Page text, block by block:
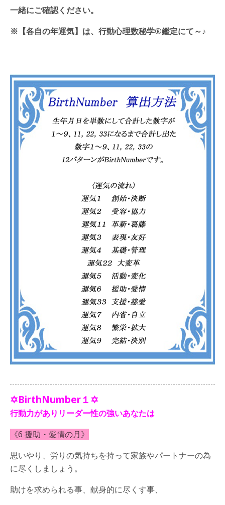
一緒にご確認ください。
※【各自の年運気】は、行動心理数秘学®鑑定にて～♪
✡BirthNumber１✡
行動力がありリーダー性の強いあなたは
《6 援助・愛情の月》
思いやり、労りの気持ちを持って家族やパートナーの為
に尽くしましょう。
助けを求められる事、献身的に尽くす事、